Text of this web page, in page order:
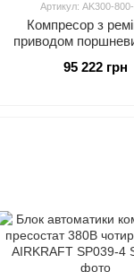
Артикул: AK300-
Компресор з
приводом
95 222 грн